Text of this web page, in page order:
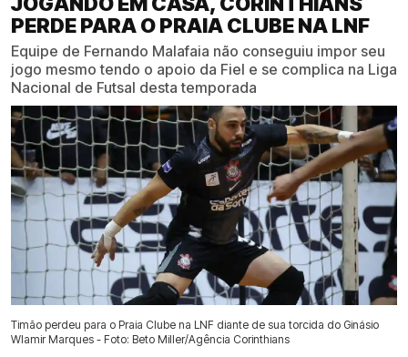
PERDE PARA O PRAIA CLUBE NA LNF
Equipe de Fernando Malafaia não conseguiu impor seu
jogo mesmo tendo o apoio da Fiel e se complica na Liga
Nacional de Futsal desta temporada
Timão perdeu para o Praia Clube na LNF diante de sua torcida do Ginásio
Wlamir Marques - Foto: Beto Miller/Agência Corinthians